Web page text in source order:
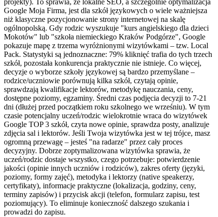
projekty). To sprawia, że lokalne SEO, a szczególnie optymalizacja
Google Moja Firma, jest dla szkół językowych o wiele ważniejsza
niż klasyczne pozycjonowanie strony internetowej na skalę
ogólnopolską. Gdy rodzic wyszukuje "kurs angielskiego dla dzieci
Mokotów" lub "szkoła niemieckiego Kraków Podgórze", Google
pokazuje mapę z trzema wyróżnionymi wizytówkami – tzw. Local
Pack. Statystyki są jednoznaczne: 79% kliknięć trafia do tych trzech
szkół, pozostała konkurencja praktycznie nie istnieje. Co więcej,
decyzje o wyborze szkoły językowej są bardzo przemyślane –
rodzice/uczniowie porównują kilka szkół, czytają opinie,
sprawdzają kwalifikacje lektorów, metodykę nauczania, ceny,
dostępne poziomy, egzaminy. Średni czas podjęcia decyzji to 7-21
dni (dłużej przed początkiem roku szkolnego we wrześniu). W tym
czasie potencjalny uczeń/rodzic wielokrotnie wraca do wizytówek
Google TOP 3 szkół, czyta nowe opinie, sprawdza posty, analizuje
zdjęcia sal i lektorów. Jeśli Twoja wizytówka jest w tej trójce, masz
ogromną przewagę – jesteś "na radarze" przez cały proces
decyzyjny. Dobrze zoptymalizowana wizytówka sprawia, że
uczeń/rodzic dostaje wszystko, czego potrzebuje: potwierdzenie
jakości (opinie innych uczniów i rodziców), zakres oferty (języki,
poziomy, formy zajęć), metodyka i lektorzy (native speakerzy,
certyfikaty), informacje praktyczne (lokalizacja, godziny, ceny,
terminy zapisów) i przycisk akcji (telefon, formularz zapisu, test
poziomujący). To eliminuje konieczność dalszego szukania i
prowadzi do zapisu.